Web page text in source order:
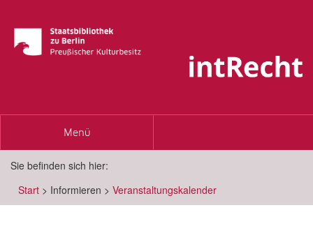
Toggle
Menü
Sie befinden sich hier:
Start > Informieren > Veranstaltungskalender